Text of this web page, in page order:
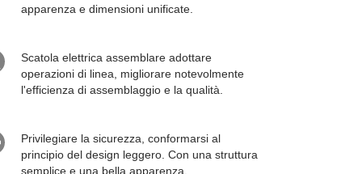
apparenza e dimensioni unificate.
Scatola elettrica assemblare adottare
operazioni di linea, migliorare notevolmente
l'efficienza di assemblaggio e la qualità.
Privilegiare la sicurezza, conformarsi al
principio del design leggero. Con una struttura
semplice e una bella apparenza.